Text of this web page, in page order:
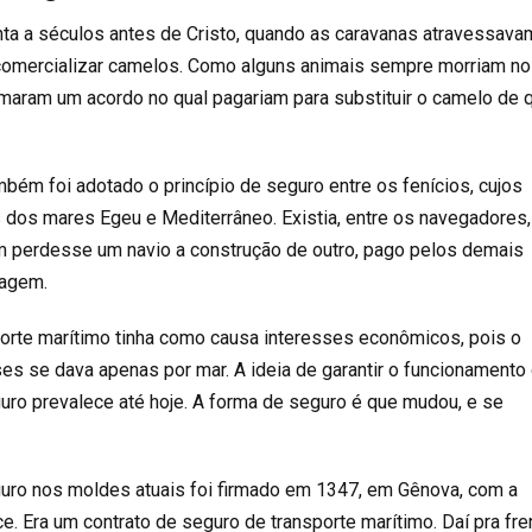
a séculos antes de Cristo, quando as caravanas
camelos. Como alguns animais sempre morriam no
um acordo no qual pagariam para substituir o camelo de
foi adotado o princípio de seguro entre os fenícios, cujos
mares Egeu e Mediterrâneo. Existia, entre os
perdesse um navio a construção de outro, pago pelos demais
marítimo tinha como causa interesses econômicos, pois o
se dava apenas por mar. A ideia de garantir o funcionamento
prevalece até hoje. A forma de seguro é que mudou, e se
nos moldes atuais foi firmado em 1347, em Gênova, com a
Era um contrato de seguro de transporte marítimo. Daí pra